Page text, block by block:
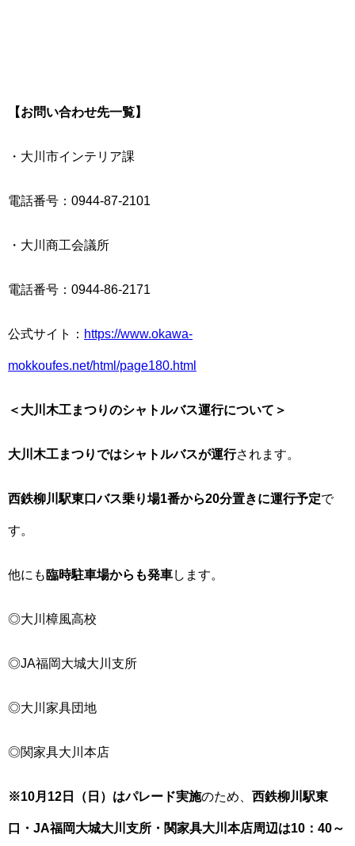
【お問い合わせ先一覧】
・大川市インテリア課
電話番号：0944-87-2101
・大川商工会議所
電話番号：0944-86-2171
公式サイト： https://www.okawa-
mokkoufes.net/html/page180.html
＜大川木工まつりのシャトルバス運行について＞
大川木工まつりではシャトルバスが運行されます。
西鉄柳川駅東口バス乗り場1番から20分置きに運行予定で
す。
他にも 臨時駐車場からも発車します。
◎大川樟風高校
◎JA福岡大城大川支所
◎大川家具団地
◎関家具大川本店
※10月12日（日）はパレード実施のため、 西鉄柳川駅東
口・JA福岡大城大川支所・関家具大川本店周辺は10：40～